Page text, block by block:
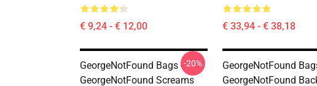
€ 9,24 - € 12,00 € 33,94 - € 38,18
GeorgeNotFound Bags -
GeorgeNotFound Screams
-20%
GeorgeNotFound
GeorgeNotFound